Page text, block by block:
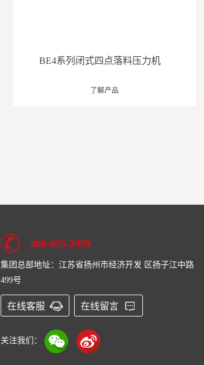
BE4系列闭式四点落料压力机
了解产品
400-055-3999
集团总部地址：江苏省扬州市经济开发 区扬子江中路
499号
在线客服 在线留言
关注我们：